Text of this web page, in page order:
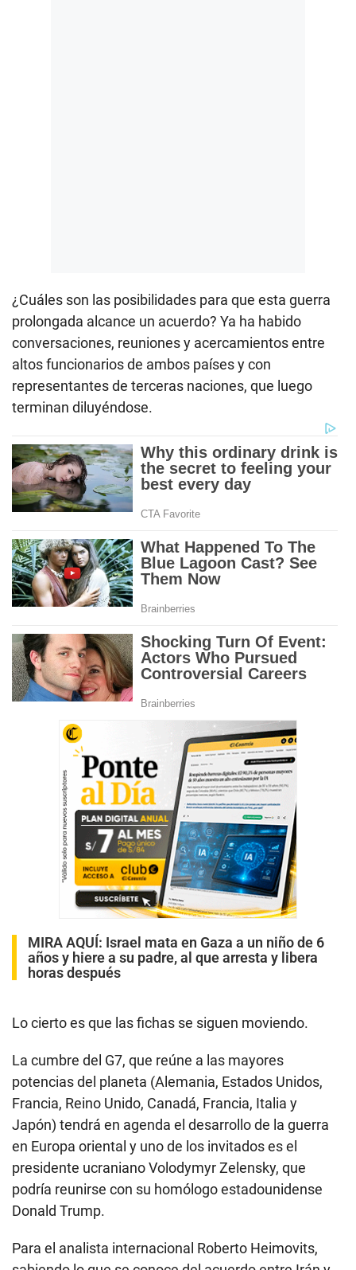
¿Cuáles son las posibilidades para que esta guerra
prolongada alcance un acuerdo? Ya ha habido
conversaciones, reuniones y acercamientos entre
altos funcionarios de ambos países y con
representantes de terceras naciones, que luego
terminan diluyéndose.
MIRA AQUÍ: Israel mata en Gaza a un niño de 6
años y hiere a su padre, al que arresta y libera
horas después
Lo cierto es que las fichas se siguen moviendo.
La cumbre del G7, que reúne a las mayores
potencias del planeta (Alemania, Estados Unidos,
Francia, Reino Unido, Canadá, Francia, Italia y
Japón) tendrá en agenda el desarrollo de la guerra
en Europa oriental y uno de los invitados es el
presidente ucraniano Volodymyr Zelensky, que
podría reunirse con su homólogo estadounidense
Donald Trump.
Para el analista internacional Roberto Heimovits,